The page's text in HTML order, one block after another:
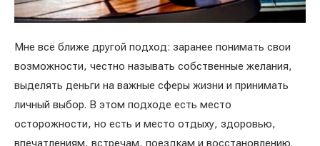
Мне всё ближе другой подход: заранее понимать свои
возможности, честно называть собственные желания,
выделять деньги на важные сферы жизни и принимать
личный выбор. В этом подходе есть место
осторожности, но есть и место отдыху, здоровью,
впечатлениям, встречам, поездкам и восстановлению.